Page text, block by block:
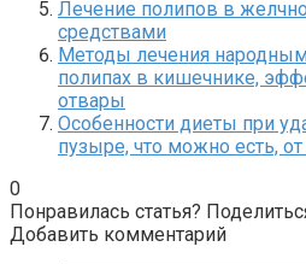
Лечение полипов в
средствами
Методы лечения
полипах в кишечнике,
отвары
Особенности диеты при
пузыре, что можно есть, от
0
Понравилась статья?
Добавить комментарий